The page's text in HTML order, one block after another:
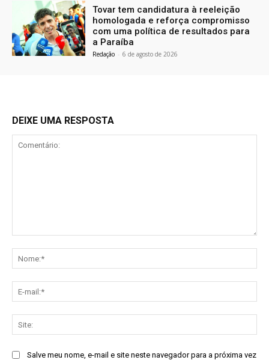
Tovar tem candidatura à reeleição
homologada e reforça compromisso
com uma política de resultados para
a Paraíba
Redação - 6 de agosto de 2026
DEIXE UMA RESPOSTA
Salve meu nome, e-mail e site neste navegador para a próxima vez